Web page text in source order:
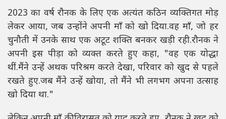
2023 का वर्ष रौनक के लिए एक अत्यंत कठिन व्यक्तिगत मोड़
लेकर आया, जब उन्होंने अपनी माँ को खो दिया.वह माँ, जो हर
चुनौती में उनके साथ एक अटूट शक्ति बनकर खड़ी रही.रौनक ने
अपनी इस पीड़ा को व्यक्त करते हुए कहा, "वह एक योद्धा
थीं.मैंने उन्हें अथक परिश्रम करते देखा, परिवार को खुद से पहले
रखते हुए.जब मैंने उन्हें खोया, तो मैंने भी लगभग अपना उत्साह
खो दिया था."